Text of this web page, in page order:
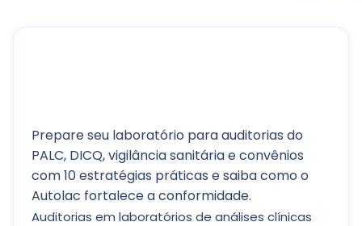
Prepare seu laboratório para auditorias do
PALC, DICQ, vigilância sanitária e convênios
com 10 estratégias práticas e saiba como o
Autolac fortalece a conformidade.
Auditorias em laboratórios de análises clínicas